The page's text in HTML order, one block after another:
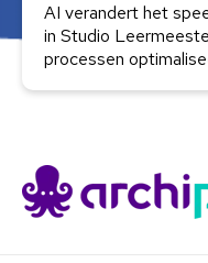
AI verandert het
in Studio
processen